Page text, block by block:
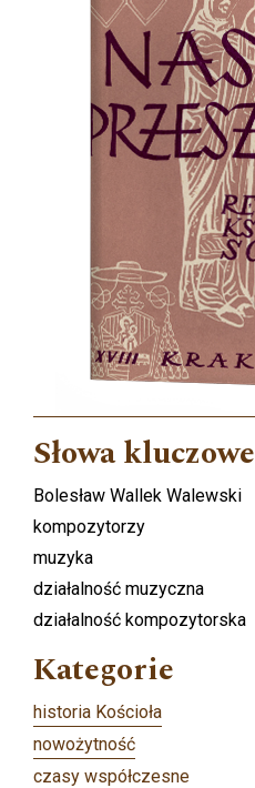
Słowa kluczowe
Bolesław Wallek Walewski
kompozytorzy
muzyka
działalność muzyczna
działalność kompozytorska
Kategorie
historia Kościoła
nowożytność
czasy współczesne